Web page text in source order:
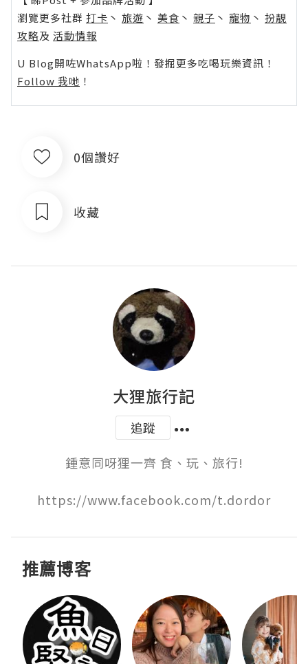
瀏覽更多社群 打卡 丶 旅遊 丶 美食 丶 親子 丶 寵物 丶 扮靚
攻略及 活動情報
U Blog開咗WhatsApp啦！發掘更多吃喝玩樂資訊！
Follow 我哋 ！
0個讚好
收藏
大狸旅行記
追蹤
鍾意同呀狸一齊 食、玩、旅行!
https://www.facebook.com/t.dordor
推薦博客